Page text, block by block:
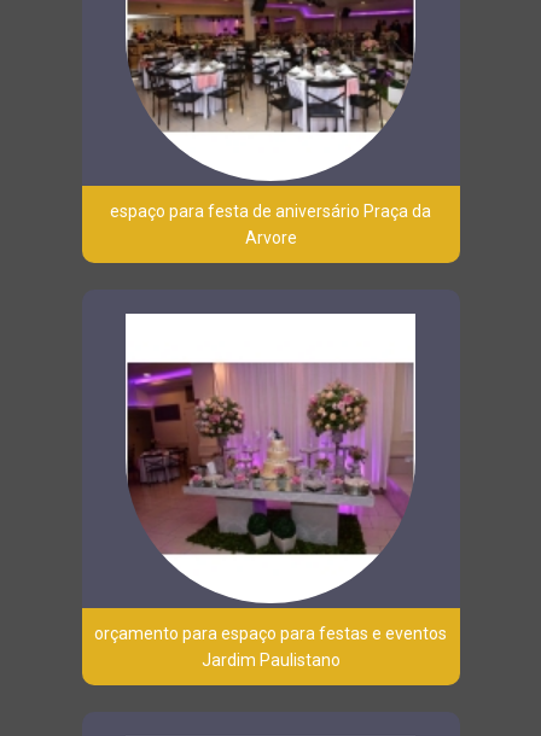
espaço para festa de aniversário Praça da
Arvore
orçamento para espaço para festas e eventos
Jardim Paulistano